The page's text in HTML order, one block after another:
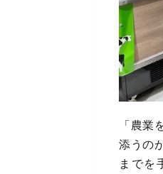
「農業
添うの
までを